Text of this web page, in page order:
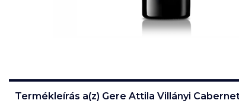
Termékleírás a(z) Gere Attila Villányi